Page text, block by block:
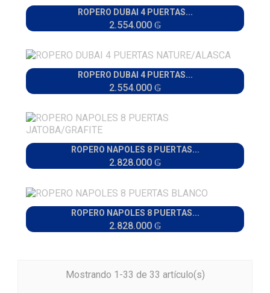
ROPERO DUBAI 4 PUERTAS...
2.554.000 ₲
ROPERO DUBAI 4 PUERTAS...
2.554.000 ₲
ROPERO NAPOLES 8 PUERTAS...
2.828.000 ₲
ROPERO NAPOLES 8 PUERTAS...
2.828.000 ₲
Mostrando 1-33 de 33 artículo(s)